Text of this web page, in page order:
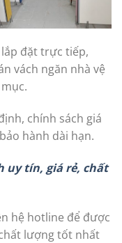
đặt trực tiếp,
vách ngăn nhà vệ
chính sách giá
hành dài hạn.
uy tín, giá rẻ, chất
hệ hotline để được
lượng tốt nhất